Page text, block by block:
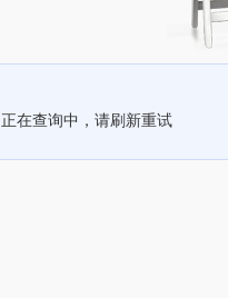
正在查询中，请刷新重试